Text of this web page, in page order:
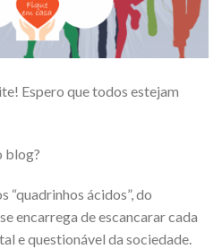
Espero que todos estejam
blog?
ácidos”, do
encarrega de escancarar cada
e questionável da sociedade.